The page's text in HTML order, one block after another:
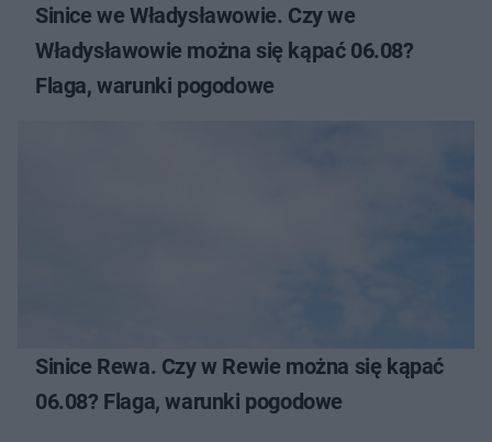
Sinice we Władysławowie. Czy we
Władysławowie można się kąpać 06.08?
Flaga, warunki pogodowe
Sinice Rewa. Czy w Rewie można się kąpać
06.08? Flaga, warunki pogodowe